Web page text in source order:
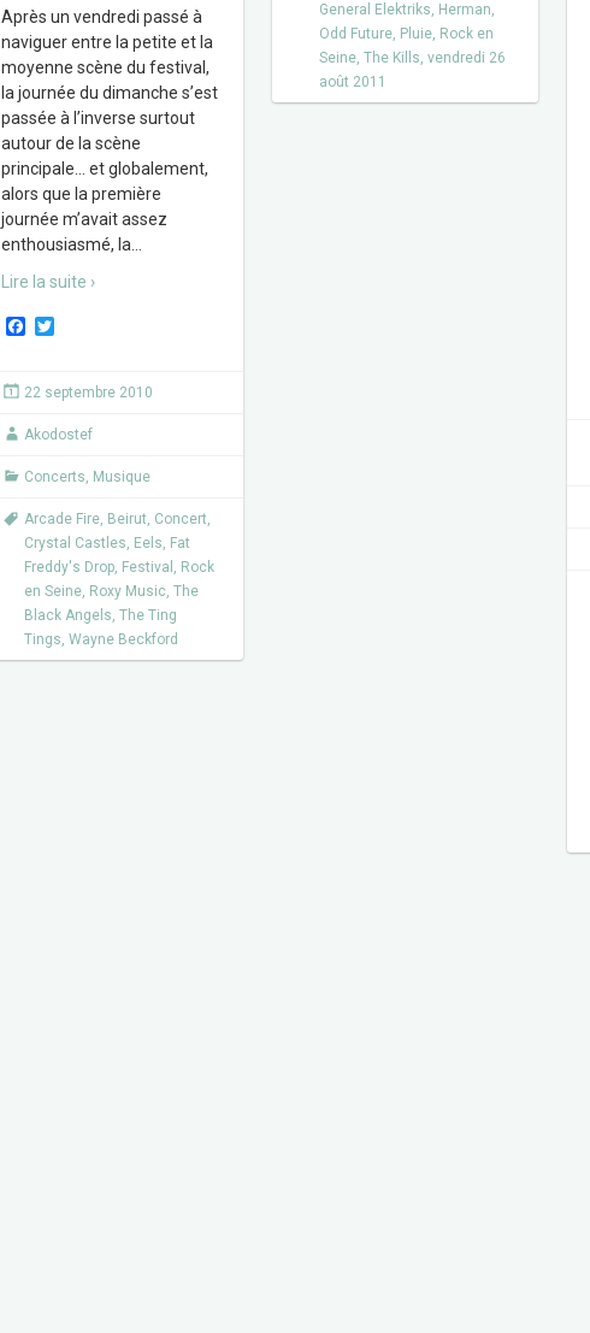
General Elektriks, Herman,
Odd Future, Pluie, Rock en
Seine, The Kills, vendredi 26
août 2011
Après un vendredi passé à
naviguer entre la petite et la
moyenne scène du festival,
la journée du dimanche s’est
passée à l’inverse surtout
autour de la scène
principale… et globalement,
alors que la première
journée m’avait assez
enthousiasmé, la
Lire la suite ›
F
e
b
o
t
r
22 septembre 2010
Akodostef
Concerts, Musique
Arcade Fire, Beirut, Concert,
Crystal Castles, Eels, Fat
Freddy's Drop, Festival , Rock
en Seine, Roxy Music, The
Black Angels, The Ting
Tings, Wayne Beckford